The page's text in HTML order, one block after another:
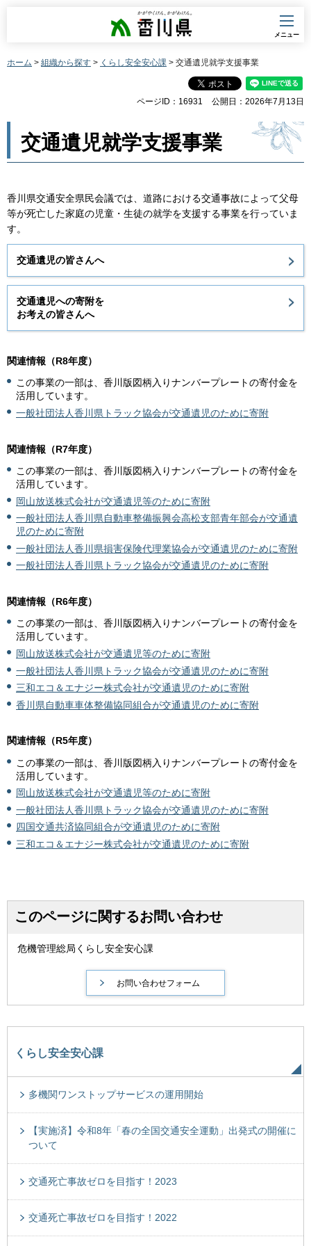
香川県
メニュー
ホーム > 組織から探す > くらし安全安心課 > 交通遺児就学支援事業
ページID：16931 公開日：2026年7月13日
交通遺児就学支援事業
香川県交通安全県民会議では、道路における交通事故によって父母
等が死亡した家庭の児童・生徒の就学を支援する事業を行っていま
す。
交通遺児の皆さんへ
交通遺児への寄附を
お考えの皆さんへ
関連情報（R8年度）
この事業の一部は、香川版図柄入りナンバープレートの寄付金を
活用しています。
一般社団法人香川県トラック協会が交通遺児のために寄附
関連情報（R7年度）
この事業の一部は、香川版図柄入りナンバープレートの寄付金を
活用しています。
岡山放送株式会社が交通遺児等のために寄附
一般社団法人香川県自動車整備振興会高松支部青年部会が交通遺
児のために寄附
一般社団法人香川県損害保険代理業協会が交通遺児のために寄附
一般社団法人香川県トラック協会が交通遺児のために寄附
関連情報（R6年度）
この事業の一部は、香川版図柄入りナンバープレートの寄付金を
活用しています。
岡山放送株式会社が交通遺児等のために寄附
一般社団法人香川県トラック協会が交通遺児のために寄附
三和エコ＆エナジー株式会社が交通遺児のために寄附
香川県自動車車体整備協同組合が交通遺児のために寄附
関連情報（R5年度）
この事業の一部は、香川版図柄入りナンバープレートの寄付金を
活用しています。
岡山放送株式会社が交通遺児等のために寄附
一般社団法人香川県トラック協会が交通遺児のために寄附
四国交通共済協同組合が交通遺児のために寄附
三和エコ＆エナジー株式会社が交通遺児のために寄附
このページに関するお問い合わせ
危機管理総局くらし安全安心課
くらし安全安心課
多機関ワンストップサービスの運用開始
【実施済】令和8年「春の全国交通安全運動」出発式の開催に
ついて
交通死亡事故ゼロを目指す！2023
交通死亡事故ゼロを目指す！2022